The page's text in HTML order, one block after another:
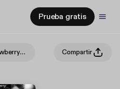
Prueba gratis
Petter Stordalen - Strawberrypodden Compartir